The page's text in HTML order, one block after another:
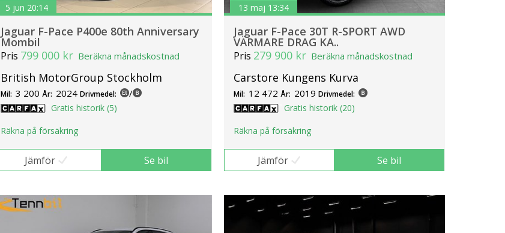
5 jun 20:14
Jaguar F-Pace P400e 80th Anniversary
Mombil
Pris 799 000 kr Beräkna månadskostnad
British MotorGroup Stockholm
Mil: 3 200 År: 2024 Drivmedel: /
Gratis historik (5)
Räkna på försäkring
Jämför Se bil
13 maj 13:34
Jaguar F-Pace 30T R-SPORT AWD
VÄRMARE DRAG KA..
Pris 279 900 kr Beräkna månadskostnad
Carstore Kungens Kurva
Mil: 12 472 År: 2019 Drivmedel:
Gratis historik (20)
Räkna på försäkring
Jämför Se bil